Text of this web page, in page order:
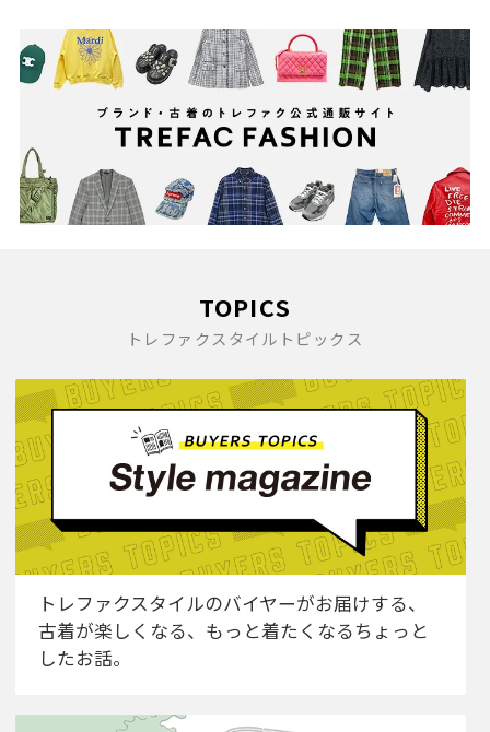
TOPICS
トレファクスタイルトピックス
トレファクスタイルのバイヤーがお届けする、
古着が楽しくなる、もっと着たくなるちょっと
したお話。